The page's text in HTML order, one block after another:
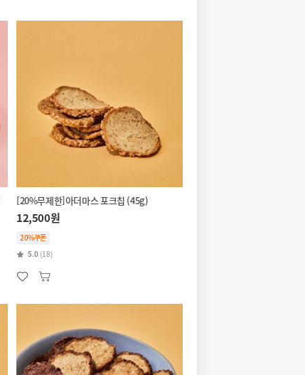
[20%무제한]아더마스 포크칩 (45g)
12,500원
20%쿠폰
5.0 (18)